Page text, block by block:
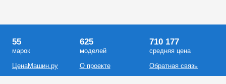
55
марок
ЦенаМашин.ру
625
моделей
О проекте
710 177
средняя цена
Обратная связь